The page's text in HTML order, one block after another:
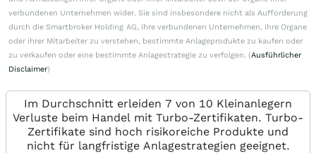
verbundenen Unternehmen wider. Sie sind insbesondere nicht als Aufforderung
durch die Smartbroker Holding AG, ihre verbundenen Unternehmen, ihre Organe
oder ihrer Mitarbeiter zu verstehen, bestimmte Anlageprodukte zu kaufen oder
zu verkaufen oder eine bestimmte Anlagestrategie zu verfolgen. (Ausführlicher
Disclaimer)
Im Durchschnitt erleiden 7 von 10 Kleinanlegern
Verluste beim Handel mit Turbo-Zertifikaten. Turbo-
Zertifikate sind hoch risikoreiche Produkte und
nicht für langfristige Anlagestrategien geeignet.